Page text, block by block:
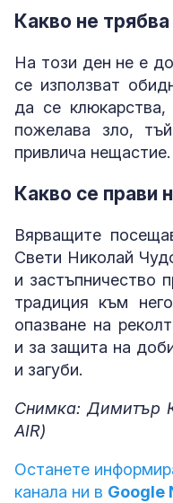
Какво не
На този ден не е
се използват
да се
пожелава зло,
привлича нещастие.
Какво се прави
Вярващите
Свети Николай
и застъпничество
традиция към
опазване на
и за защита на
и загуби.
Снимка: Димитър
AIR)
Останете
канала ни в Google